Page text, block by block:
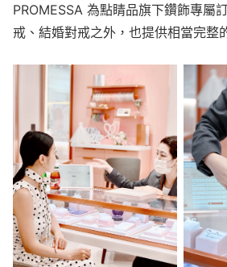
PROMESSA 為點睛品旗下鑽飾專屬
戒、結婚對戒之外，也提供相當完整